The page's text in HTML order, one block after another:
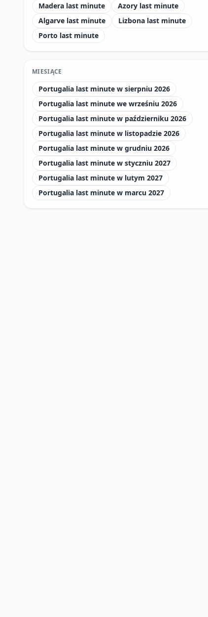
Madera last minute
Azory last minute
Algarve last minute
Lizbona last minute
Porto last minute
MIESIĄCE
Portugalia last minute w sierpniu 2026
Portugalia last minute we wrześniu 2026
Portugalia last minute w październiku 2026
Portugalia last minute w listopadzie 2026
Portugalia last minute w grudniu 2026
Portugalia last minute w styczniu 2027
Portugalia last minute w lutym 2027
Portugalia last minute w marcu 2027